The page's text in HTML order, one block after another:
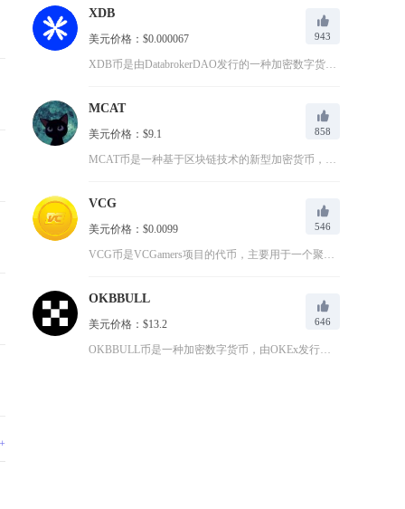
XDB
美元价格：$0.000067 943
XDB币是由DatabrokerDAO发行的一种加密数字货币...
MCAT
美元价格：$9.1 858
MCAT币是一种基于区块链技术的新型加密货币，最初由Meta...
VCG
美元价格：$0.0099 546
VCG币是VCGamers项目的代币，主要用于一个聚焦于游戏...
OKBBULL
美元价格：$13.2 646
OKBBULL币是一种加密数字货币，由OKEx发行的基于以太...